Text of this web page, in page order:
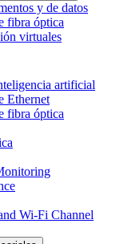
y de datos
fibra óptica
virtuales
artificial
Ethernet
fibra óptica
Wi-Fi Channel